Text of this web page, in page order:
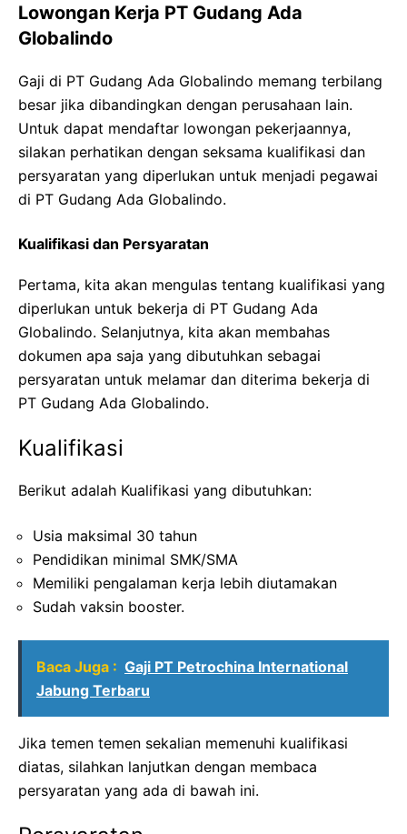
Lowongan Kerja PT Gudang Ada
Globalindo
Gaji di PT Gudang Ada Globalindo memang terbilang
besar jika dibandingkan dengan perusahaan lain.
Untuk dapat mendaftar lowongan pekerjaannya,
silakan perhatikan dengan seksama kualifikasi dan
persyaratan yang diperlukan untuk menjadi pegawai
di PT Gudang Ada Globalindo.
Kualifikasi dan Persyaratan
Pertama, kita akan mengulas tentang kualifikasi yang
diperlukan untuk bekerja di PT Gudang Ada
Globalindo. Selanjutnya, kita akan membahas
dokumen apa saja yang dibutuhkan sebagai
persyaratan untuk melamar dan diterima bekerja di
PT Gudang Ada Globalindo.
Kualifikasi
Berikut adalah Kualifikasi yang dibutuhkan:
Usia maksimal 30 tahun
Pendidikan minimal SMK/SMA
Memiliki pengalaman kerja lebih diutamakan
Sudah vaksin booster.
Baca Juga : Gaji PT Petrochina International
Jabung Terbaru
Jika temen temen sekalian memenuhi kualifikasi
diatas, silahkan lanjutkan dengan membaca
persyaratan yang ada di bawah ini.